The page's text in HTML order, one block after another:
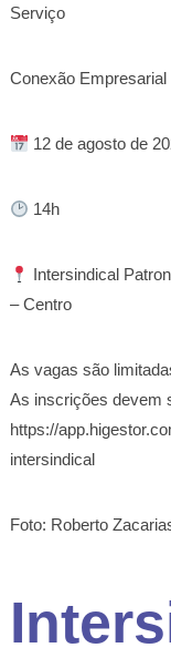
Serviço
Conexão Empresarial
12 de agosto de
14h
Intersindical
– Centro
As vagas são
As inscrições devem
https://
intersindical
Foto: Roberto